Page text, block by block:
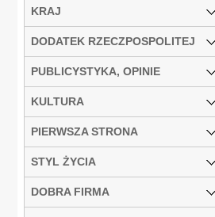
KRAJ
DODATEK RZECZPOSPOLITEJ
PUBLICYSTYKA, OPINIE
KULTURA
PIERWSZA STRONA
STYL ŻYCIA
DOBRA FIRMA